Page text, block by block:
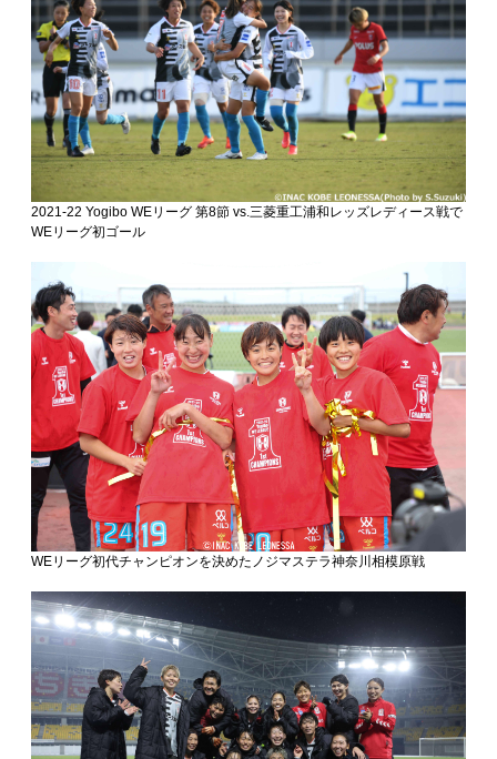
2021-22 Yogibo WEリーグ 第8節 vs.三菱重工浦和レッズレディース戦で
WEリーグ初ゴール
WEリーグ初代チャンピオンを決めたノジマステラ神奈川相模原戦